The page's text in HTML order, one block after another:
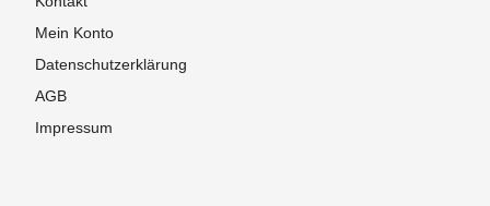
Mein Konto
Datenschutzerklärung
AGB
Impressum